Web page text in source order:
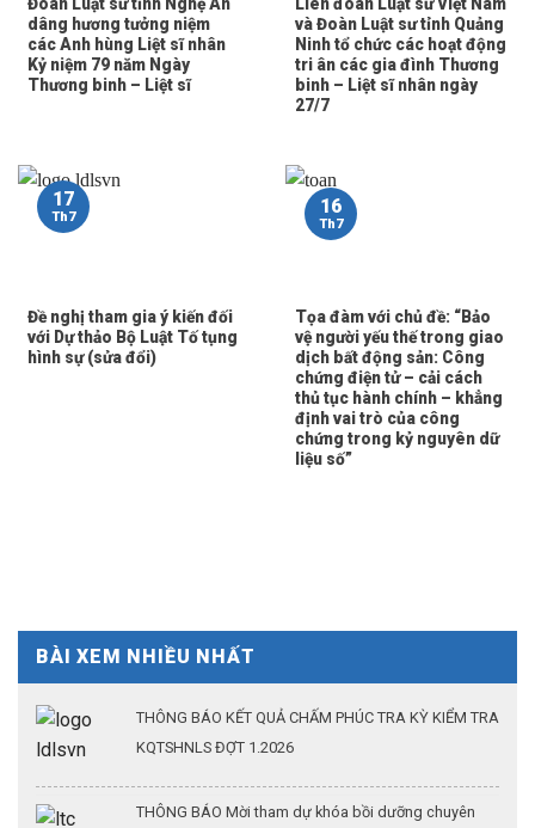
Đoàn Luật sư tỉnh Nghệ An
dâng hương tưởng niệm
các Anh hùng Liệt sĩ nhân
Kỷ niệm 79 năm Ngày
Thương binh – Liệt sĩ
Liên đoàn Luật sư Việt Nam
và Đoàn Luật sư tỉnh Quảng
Ninh tổ chức các hoạt động
tri ân các gia đình Thương
binh – Liệt sĩ nhân ngày
27/7
Đề nghị tham gia ý kiến đối
với Dự thảo Bộ Luật Tố tụng
hình sự (sửa đổi)
17
Th7
Tọa đàm với chủ đề: “Bảo
vệ người yếu thế trong giao
dịch bất động sản: Công
chứng điện tử – cải cách
thủ tục hành chính – khẳng
định vai trò của công
chứng trong kỷ nguyên dữ
liệu số”
16
Th7
BÀI XEM NHIỀU NHẤT
THÔNG BÁO KẾT QUẢ CHẤM PHÚC TRA KỲ KIỂM TRA
KQTSHNLS ĐỢT 1.2026
THÔNG BÁO Mời tham dự khóa bồi dưỡng chuyên